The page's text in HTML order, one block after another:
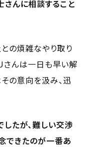
さんに相談すること
の煩雑なやり取り
さんは一日も早い解
の意向を汲み、迅
したが、難しい交渉
できたのが一番あ